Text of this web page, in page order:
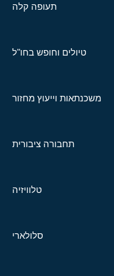
תעופה קלה
טיולים וחופש בחו"ל
משכנתאות וייעוץ מחזור
תחבורה ציבורית
טלוויזיה
סלולארי